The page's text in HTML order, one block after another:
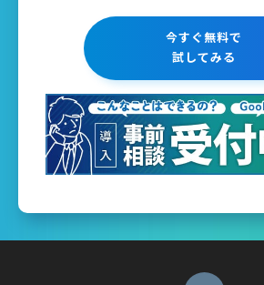
今すぐ無料で
試してみる